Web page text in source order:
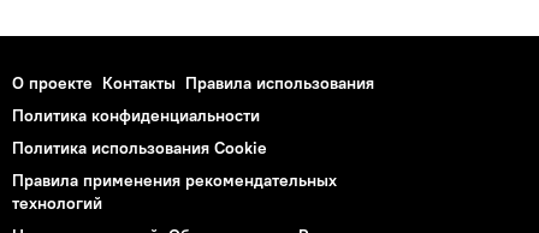
О проекте Контакты Правила использования
Политика конфиденциальности
Политика использования Cookie
Правила применения рекомендательных
технологий